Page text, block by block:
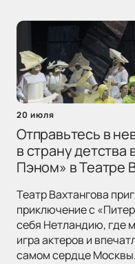
20 июля
Отправьтесь в
в страну
Пэном» в Театре
Театр Вахтангова
приключение с
себя Нетландию, где
игра актеров и
самом сердце Москвы.